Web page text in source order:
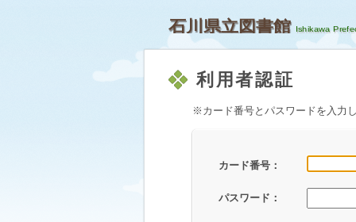
石川県立図書館
利用者認証
※カード番号とパスワードを入力
カード番号：
パスワード：